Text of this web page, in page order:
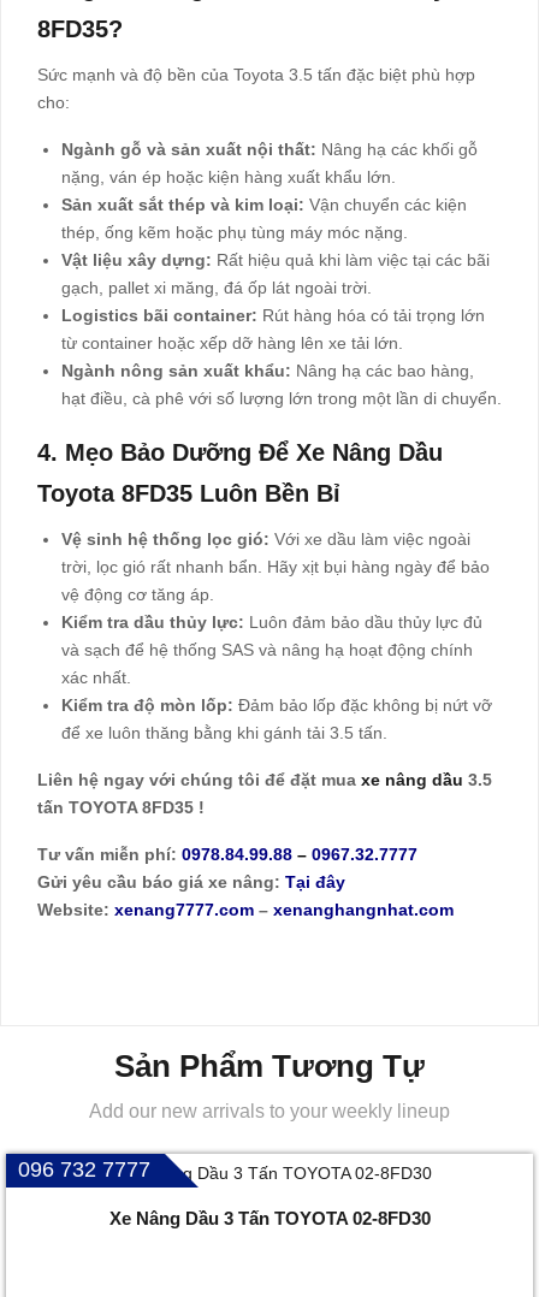
8FD35?
Sức mạnh và độ bền của Toyota 3.5 tấn đặc biệt phù hợp
cho:
Ngành gỗ và sản xuất nội thất: Nâng hạ các khối gỗ
nặng, ván ép hoặc kiện hàng xuất khẩu lớn.
Sản xuất sắt thép và kim loại: Vận chuyển các kiện
thép, ống kẽm hoặc phụ tùng máy móc nặng.
Vật liệu xây dựng: Rất hiệu quả khi làm việc tại các bãi
gạch, pallet xi măng, đá ốp lát ngoài trời.
Logistics bãi container: Rút hàng hóa có tải trọng lớn
từ container hoặc xếp dỡ hàng lên xe tải lớn.
Ngành nông sản xuất khẩu: Nâng hạ các bao hàng,
hạt điều, cà phê với số lượng lớn trong một lần di chuyển.
4. Mẹo Bảo Dưỡng Để Xe Nâng Dầu
Toyota 8FD35 Luôn Bền Bỉ
Vệ sinh hệ thống lọc gió: Với xe dầu làm việc ngoài
trời, lọc gió rất nhanh bẩn. Hãy xịt bụi hàng ngày để bảo
vệ động cơ tăng áp.
Kiểm tra dầu thủy lực: Luôn đảm bảo dầu thủy lực đủ
và sạch để hệ thống SAS và nâng hạ hoạt động chính
xác nhất.
Kiểm tra độ mòn lốp: Đảm bảo lốp đặc không bị nứt vỡ
để xe luôn thăng bằng khi gánh tải 3.5 tấn.
Liên hệ ngay với chúng tôi để đặt mua xe nâng dầu 3.5
tấn TOYOTA 8FD35 !
Tư vấn miễn phí: 0978.84.99.88 – 0967.32.7777
Gửi yêu cầu báo giá xe nâng: Tại đây
Website: xenang7777.com – xenanghangnhat.com
Sản Phẩm Tương Tự
Add our new arrivals to your weekly lineup
096 732 7777
Xe Nâng Dầu 3 Tấn TOYOTA 02-8FD30